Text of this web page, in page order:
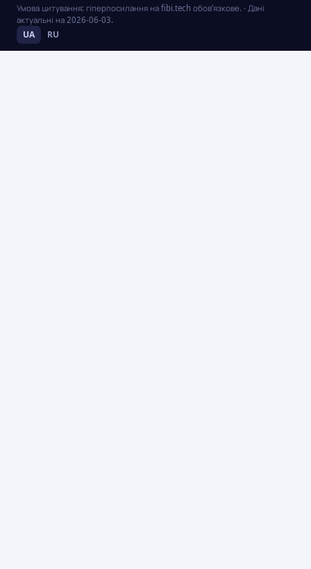
Умова цитування: гіперпосилання на fibi.tech обов’язкове. · Дані
актуальні на 2026-06-03.
UA RU